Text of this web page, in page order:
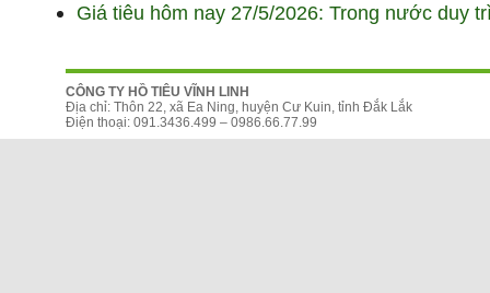
Giá tiêu hôm nay 27/5/2026: Trong nước duy
CÔNG TY HỒ TIÊU VĨNH LINH
Địa chỉ: Thôn 22, xã Ea Ning, huyện Cư Kuin, tỉnh Đắk Lắk
Điện thoại: 091.3436.499 – 0986.66.77.99